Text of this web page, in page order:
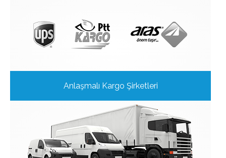
Anlaşmalı Kargo Şirketleri